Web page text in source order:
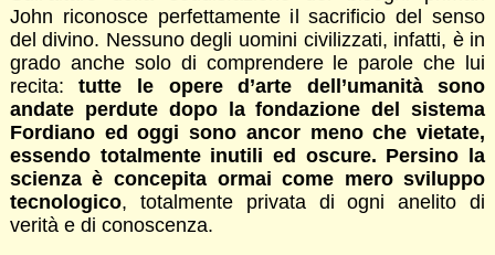
John riconosce perfettamente il sacrificio del senso
del divino. Nessuno degli uomini civilizzati, infatti, è in
grado anche solo di comprendere le parole che lui
recita:tutte le opere d’arte dell’umanità sono
andate perdute dopo la fondazione del sistema
Fordiano ed oggi sono ancor meno che vietate,
essendo totalmente inutili ed oscure. Persino la
scienza è concepita ormai come mero sviluppo
tecnologico, totalmente privata di ogni anelito di
verità e di conoscenza.